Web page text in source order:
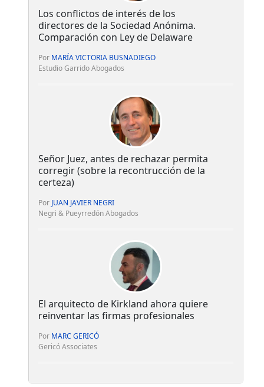
Los conflictos de interés de los
directores de la Sociedad Anónima.
Comparación con Ley de Delaware
Por MARÍA VICTORIA BUSNADIEGO
Estudio Garrido Abogados
Señor Juez, antes de rechazar permita
corregir (sobre la recontrucción de la
certeza)
Por JUAN JAVIER NEGRI
Negri & Pueyrredón Abogados
El arquitecto de Kirkland ahora quiere
reinventar las firmas profesionales
Por MARC GERICÓ
Gericó Associates